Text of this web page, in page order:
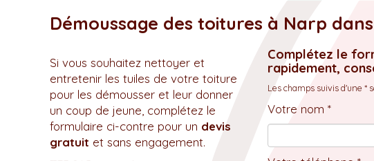
Démoussage des toitures à Narp
Si vous souhaitez nettoyer et
entretenir les tuiles de votre toiture
pour les démousser et leur donner
un coup de jeune, complétez le
formulaire ci-contre pour un devis
gratuit et sans engagement.
Complétez le
rapidement,
Les champs suivis d'une *
Votre nom *